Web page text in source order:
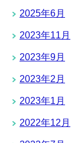
2025年6月
2023年11月
2023年9月
2023年2月
2023年1月
2022年12月